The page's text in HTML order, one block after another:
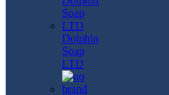
Dolphin
Soap
LTD